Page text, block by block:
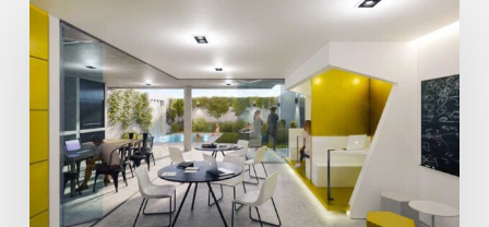
ya
engaña
la
mayoría